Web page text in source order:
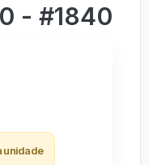
- #1840
unidade